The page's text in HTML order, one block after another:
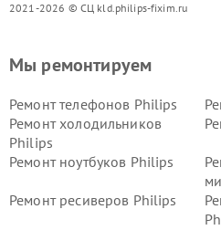
2021-2026 © СЦ kld.philips-fixim.ru
Мы ремонтируем
Ремонт телефонов Philips
Ремонт холодильников
Philips
Ремонт ноутбуков Philips
Ремонт ресиверов Philips